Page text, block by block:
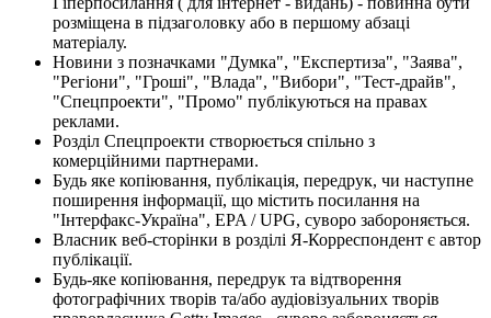
розміщена в підзаголовку або в першому абзаці
матеріалу.
Новини з позначками "Думка", "Експертиза", "Заява",
"Регіони", "Гроші", "Влада", "Вибори", "Тест-драйв",
"Спецпроекти", "Промо" публікуються на правах
реклами.
Розділ Спецпроекти створюється спільно з
комерційними партнерами.
Будь яке копіювання, публікація, передрук, чи наступне
поширення інформації, що містить посилання на
"Інтерфакс-Україна", EPA / UPG, суворо забороняється.
Власник веб-сторінки в розділі Я-Корреспондент є автор
публікації.
Будь-яке копіювання, передрук та відтворення
фотографічних творів та/або аудіовізуальних творів